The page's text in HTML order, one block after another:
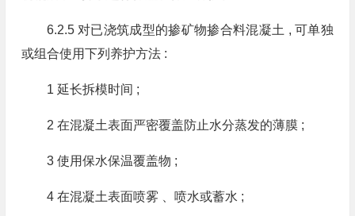
6.2.5 对已浇筑成型的掺矿物掺合料混凝土 , 可单独
或组合使用下列养护方法 :
1 延长拆模时间 ;
2 在混凝土表面严密覆盖防止水分蒸发的薄膜 ;
3 使用保水保温覆盖物 ;
4 在混凝土表面喷雾 、喷水或蓄水 ;